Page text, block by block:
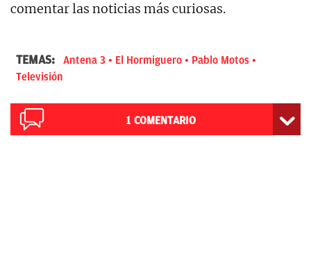
comentar las noticias más curiosas.
TEMAS: Antena 3 El Hormiguero
Pablo Motos
Televisión
1 COMENTARIO